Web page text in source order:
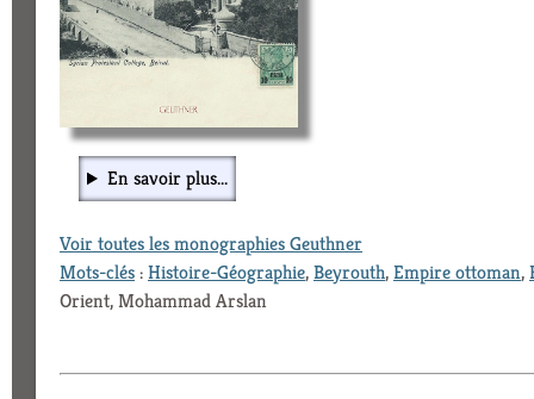
En savoir plus...
Voir toutes les monographies Geuthner
Mots-clés:Histoire-Géographie,Beyrouth,Empire ottoman,
Orient, Mohammad Arslan